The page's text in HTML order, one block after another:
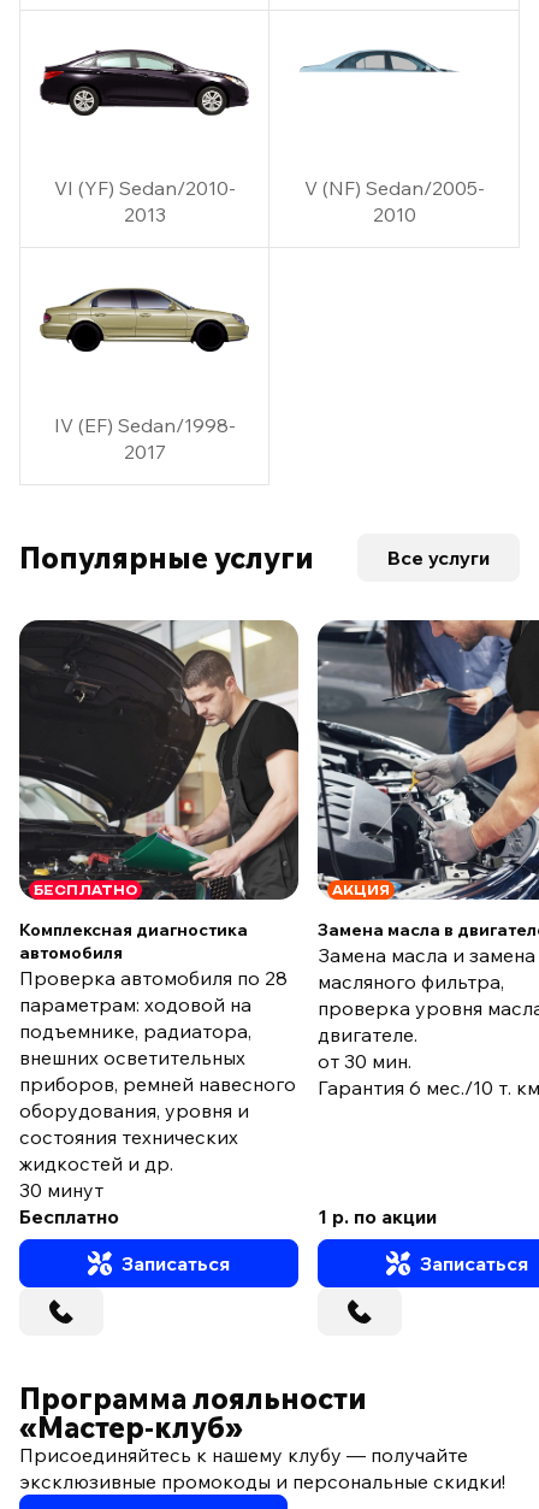
VI (YF) Sedan/2010-
2013
V (NF) Sedan/2005-
2010
IV (EF) Sedan/1998-
2017
Популярные услуги Все услуги
БЕСПЛАТНО
Комплексная диагностика
автомобиля
Проверка автомобиля по 28
параметрам: ходовой на
подъемнике, радиатора,
внешних осветительных
приборов, ремней навесного
оборудования, уровня и
состояния технических
жидкостей и др.
30 минут
Бесплатно
Записаться
АКЦИЯ
Замена масла в
Замена масла и замена
масляного фильтра,
проверка уровня
двигателе.
от 30 мин.
Гарантия 6 мес./10 т.
1 р. по акции
Записаться
Программа лояльности
«Мастер‑клуб»
Присоединяйтесь к нашему клубу — получайте
эксклюзивные промокоды и персональные скидки!